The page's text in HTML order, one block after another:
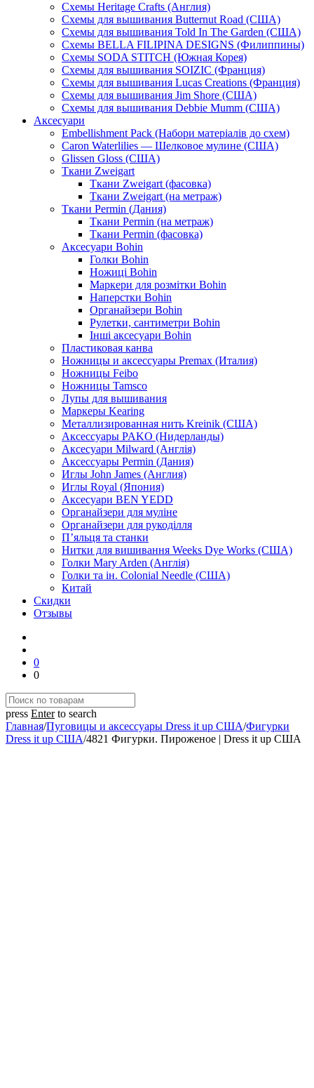
Схемы Heritage Crafts (Англия)
Схемы для вышивания Butternut Road (США)
Схемы для вышивания Told In The Garden (США)
Схемы BELLA FILIPINA DESIGNS (Филиппины)
Схемы SODA STITCH (Южная Корея)
Схемы для вышивания SOIZIC (Франция)
Схемы для вышивания Lucas Creations (Франция)
Схемы для вышивания Jim Shore (США)
Схемы для вышивания Debbie Mumm (США)
Аксесуари
Embellishment Pack (Набори матеріалів до схем)
Caron Waterlilies — Шелковое мулине (США)
Glissen Gloss (США)
Ткани Zweigart
Ткани Zweigart (фасовка)
Ткани Zweigart (на метраж)
Ткани Permin (Дания)
Ткани Permin (на метраж)
Ткани Permin (фасовка)
Аксесуари Bohin
Голки Bohin
Ножиці Bohin
Маркери для розмітки Bohin
Наперстки Bohin
Органайзери Bohin
Рулетки, сантиметри Bohin
Інші аксесуари Bohin
Пластиковая канва
Ножницы и аксессуары Premax (Италия)
Ножницы Feibo
Ножницы Tamsco
Лупы для вышивания
Маркеры Kearing
Металлизированная нить Kreinik (США)
Аксессуары PAKO (Нидерланды)
Аксесуари Milward (Англія)
Аксессуары Permin (Дания)
Иглы John James (Англия)
Иглы Royal (Япония)
Аксесуари BEN YEDD
Органайзери для муліне
Органайзери для рукоділля
П’яльця та станки
Нитки для вишивання Weeks Dye Works (США)
Голки Mary Arden (Англія)
Голки та ін. Colonial Needle (США)
Китай
Скидки
Отзывы
0
0
press Enterto search
Главная/Пуговицы и аксессуары Dress it up США/Фигурки
Dress it up США/4821 Фигурки. Пироженое | Dress it up США